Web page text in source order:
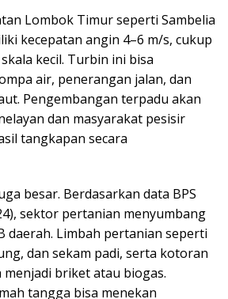
Lombok Timur seperti Sambelia
kecepatan angin 4–6 m/s, cukup
kecil. Turbin ini bisa
air, penerangan jalan, dan
Pengembangan terpadu akan
dan masyarakat pesisir
tangkapan secara
besar. Berdasarkan data BPS
sektor pertanian menyumbang
daerah. Limbah pertanian seperti
dan sekam padi, serta kotoran
briket atau biogas.
tangga bisa menekan